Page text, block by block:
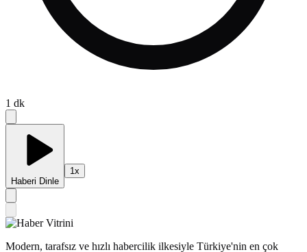
1 dk
Haberi Dinle
1x
Modern, tarafsız ve hızlı habercilik ilkesiyle Türkiye'nin en çok